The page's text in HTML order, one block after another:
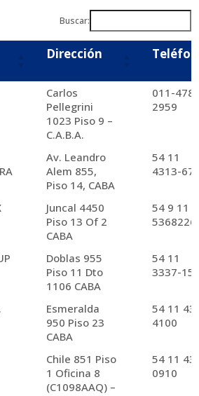
Buscar:
Dirección
Carlos
Pellegrini
1023 Piso 9 –
C.A.B.A.
011-
2959
Av. Leandro
Alem 855,
Piso 14, CABA
54 11
4313-
Juncal 4450
Piso 13 Of 2
CABA
54 9 11
Doblas 955
Piso 11 Dto
1106 CABA
54 11
3337-
Esmeralda
950 Piso 23
CABA
54 11
4100
Chile 851 Piso
1 Oficina 8
(C1098AAQ) –
54 11
0910